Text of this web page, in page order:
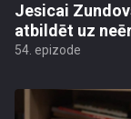
Jesicai
atbildēt uz
54. epizode